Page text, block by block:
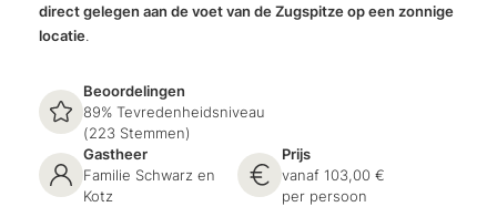
direct gelegen aan de voet van de Zugspitze op een zonnige
locatie.
Beoordelingen
89% Tevredenheidsniveau
(223 Stemmen)
Gastheer
Familie Schwarz en
Kotz
Prijs
vanaf 103,00 €
per persoon